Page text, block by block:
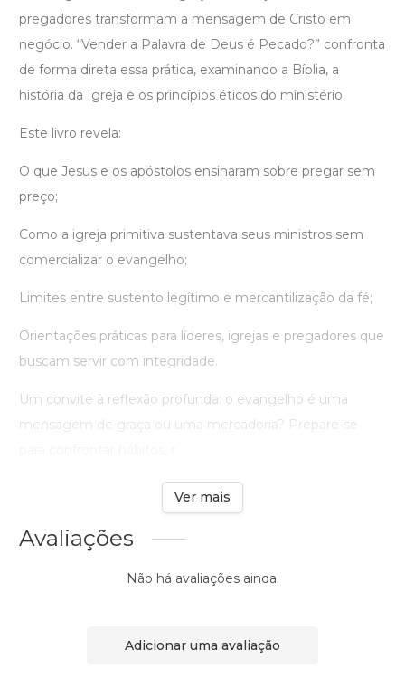
pregadores transformam a mensagem de Cristo em
negócio. “Vender a Palavra de Deus é Pecado?” confronta
de forma direta essa prática, examinando a Bíblia, a
história da Igreja e os princípios éticos do ministério.
Este livro revela:
O que Jesus e os apóstolos ensinaram sobre pregar sem
preço;
Como a igreja primitiva sustentava seus ministros sem
comercializar o evangelho;
Limites entre sustento legítimo e mercantilização da fé;
Orientações práticas para líderes, igrejas e pregadores que
buscam servir com integridade.
Um convite à reflexão profunda: o evangelho é uma
mensagem de graça ou uma mercadoria? Prepare-se
Ver mais
Avaliações
Não há avaliações ainda.
Adicionar uma avaliação